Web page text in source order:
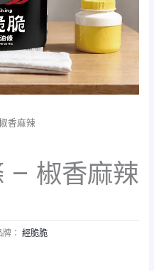
香麻辣
– 椒香麻辣
牌：經脆脆